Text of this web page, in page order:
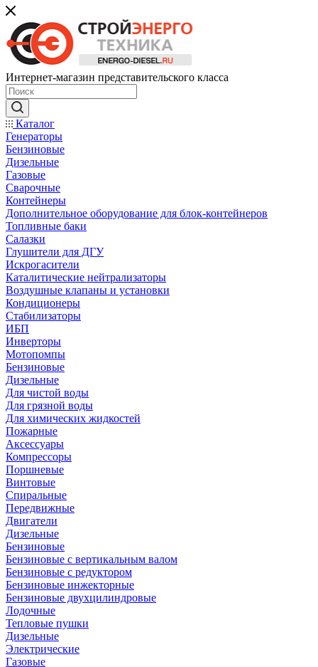
Интернет-магазин представительского класса
Каталог
Генераторы
Бензиновые
Дизельные
Газовые
Сварочные
Контейнеры
Дополнительное оборудование для блок-контейнеров
Топливные баки
Салазки
Глушители для ДГУ
Искрогасители
Каталитические нейтрализаторы
Воздушные клапаны и установки
Кондиционеры
Стабилизаторы
ИБП
Инверторы
Мотопомпы
Бензиновые
Дизельные
Для чистой воды
Для грязной воды
Для химических жидкостей
Пожарные
Аксессуары
Компрессоры
Поршневые
Винтовые
Спиральные
Передвижные
Двигатели
Дизельные
Бензиновые
Бензиновые с вертикальным валом
Бензиновые с редуктором
Бензиновые инжекторные
Бензиновые двухцилиндровые
Лодочные
Тепловые пушки
Дизельные
Электрические
Газовые